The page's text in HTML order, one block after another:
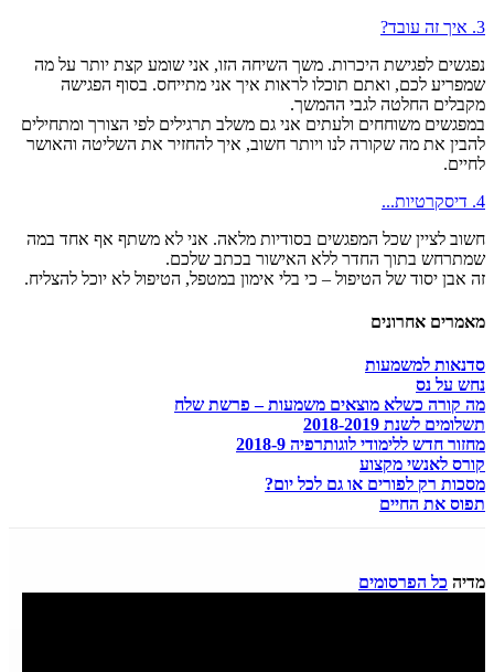
3. איך זה עובד?
נפגשים לפגישת היכרות. משך השיחה הזו, אני שומע קצת יותר על מה
שמפריע לכם, ואתם תוכלו לראות איך אני מתייחס. בסוף הפגישה
מקבלים החלטה לגבי ההמשך.
במפגשים משוחחים ולעתים אני גם משלב תרגילים לפי הצורך ומתחילים
להבין את מה שקורה לנו ויותר חשוב, איך להחזיר את השליטה והאושר
לחיים.
4. דיסקרטיות...
חשוב לציין שכל המפגשים בסודיות מלאה. אני לא משתף אף אחד במה
שמתרחש בתוך החדר ללא האישור בכתב שלכם.
זה אבן יסוד של הטיפול – כי בלי אימון במטפל, הטיפול לא יוכל להצליח.
מאמרים אחרונים
סדנאות למשמעות
נחש על נס
מה קורה כשלא מוצאים משמעות – פרשת שלח
תשלומים לשנת 2018-2019
מחזור חדש ללימודי לוגותרפיה 2018-9
קורס לאנשי מקצוע
מסכות רק לפורים או גם לכל יום?
תפוס את החיים
מדיה כל הפרסומים